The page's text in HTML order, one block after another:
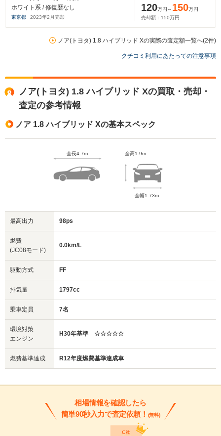
ホワイト系 / 修復歴なし
東京都 2023年2 月売却
120万円～ 150万円
売却額： 150万円
ノア(トヨタ) 1.8 ハイブリッド Xの実際の査定額一覧へ(2件)
クチコミ利用にあたっての注意事項
ノア(トヨタ) 1.8 ハイブリッド Xの買取・売却・
査定の参考情報
ノア 1.8 ハイブリッド Xの基本スペック
全長4.7m 全高1.9m
全幅1.73m
最高出力 98ps
燃費
(JC08モード)
0.0km/L
駆動方式 FF
排気量 1797cc
乗車定員 7名
環境対策
エンジン
H30年基準 ☆☆☆☆☆
燃費基準達成 R12年度燃費基準達成車
相場情報を確認したら
簡単90秒入力で査定依頼！ (無料)